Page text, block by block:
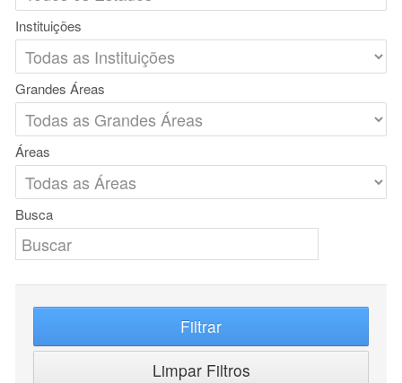
Instituições
Grandes Áreas
Áreas
Busca
Filtrar
Limpar Filtros